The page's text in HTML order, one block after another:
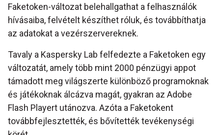
Faketoken-változat belehallgathat a felhasználók
hívásaiba, felvételt készíthet róluk, és továbbíthatja
az adatokat a vezérszervereknek.
Tavaly a Kaspersky Lab felfedezte a Faketoken egy
változatát, amely több mint 2000 pénzügyi appot
támadott meg világszerte különböző programoknak
és játékoknak álcázva magát, gyakran az Adobe
Flash Playert utánozva. Azóta a Faketokent
továbbfejlesztették, és bővítették tevékenységi